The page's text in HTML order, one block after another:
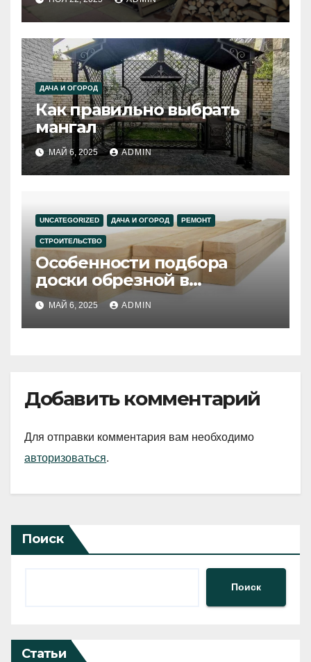
ДАЧА И ОГОРОД
Как правильно выбрать
мангал
МАЙ 6, 2025 ADMIN
UNCATEGORIZED ДАЧА И ОГОРОД РЕМОНТ
СТРОИТЕЛЬСТВО
Особенности подбора
доски обрезной в
интернет-магазине
МАЙ 6, 2025 ADMIN
Добавить комментарий
Для отправки комментария вам необходимо
авторизоваться.
Поиск
Поиск
Статьи